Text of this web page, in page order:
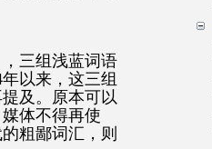
三组浅蓝词语
以来，这三组
及。原本可以
体不得再使
粗鄙词汇，则